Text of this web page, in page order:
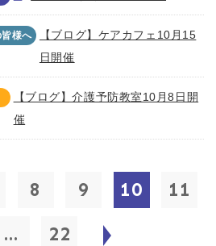
皆様へ
【ブログ】ケアカフェ10月15
日開催
【ブログ】介護予防教室10月8日開
催
8 9 10
11
... 22